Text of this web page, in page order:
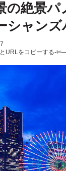
の絶景
シャンズ
URLをコピーする-